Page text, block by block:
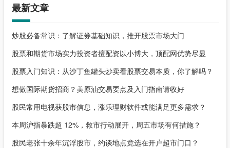
最新文章
炒股必备常识：了解证券基础知识，推开股票市场大门
股票和期货市场实力投资者擅配资以小博大，顶配网优势尽显
股票入门知识：从沙丁鱼罐头炒卖看股票交易本质，你了解吗？
想做国际期货招商？美原油交易要点及入门指南请收好
股民常用电视获股市信息，涨乐理财软件或能满足更多需求？
本周沪指暴跌超 12%，救市行动展开，周五市场有何措施？
股民老张十余年沉浮股市，约谈地点竟选在开户超市门口？